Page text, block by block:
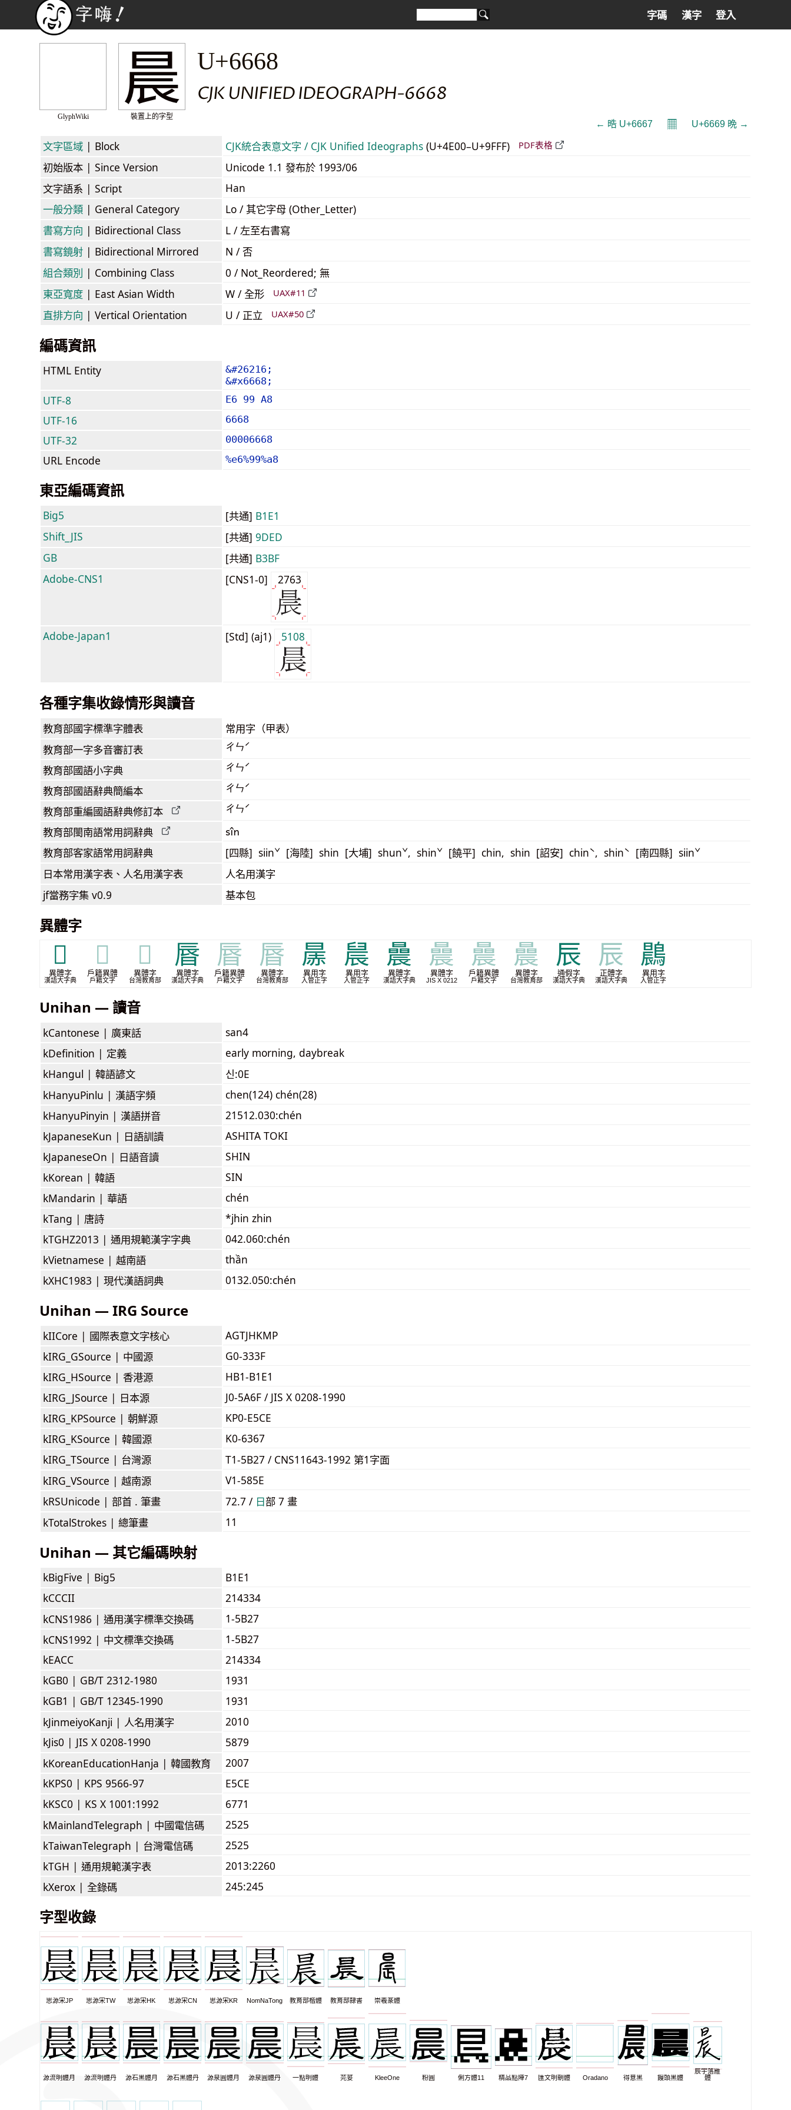
字碼 漢字 登入
GlyphWiki
晨
裝置上的字型
U+6668
CJK UNIFIED IDEOGRAPH-6668
← 晧 U+6667 𝄜 U+6669 晩 →
文字區域 | Block CJK統合表意文字 / CJK Unified Ideographs (U+4E00–U+9FFF) PDF表格
初始版本 | Since Version
Unicode 1.1 發布於 1993/06
文字語系 | Script
Han
一般分類 | General Category
Lo / 其它字母 (Other_Letter)
書寫方向 | Bidirectional Class
L / 左至右書寫
書寫鏡射 | Bidirectional Mirrored
N / 否
組合類別 | Combining Class
0 / Not_Reordered; 無
東亞寬度 | East Asian Width W / 全形 UAX#11
直排方向 | Vertical Orientation U / 正立 UAX#50
編碼資訊
HTML Entity
&#26216;
&#x6668;
UTF-8 E6 99 A8
UTF-16 6668
UTF-32 00006668
URL Encode %e6%99%a8
東亞編碼資訊
Big5 [共通] B1E1
Shift_JIS
[共通] 9DED
GB
[共通] B3BF
Adobe-CNS1
[CNS1-0] 2763
Adobe-Japan1 [Std] (aj1) 5108
各種字集收錄情形與讀音
教育部國字標準字體表 常用字（甲表）
教育部一字多音審訂表 ㄔㄣˊ
教育部國語小字典 ㄔㄣˊ
教育部國語辭典簡編本 ㄔㄣˊ
教育部重編國語辭典修訂本 ㄔㄣˊ
教育部閩南語常用詞辭典 sîn
教育部客家語常用詞辭典 [四縣] siinˇ [海陸] shin [大埔] shunˇ, shinˇ [饒平] chin, shin [詔安] chinˋ, shinˋ [南四縣] siinˇ
日本常用漢字表 、人名用漢字表 人名用漢字
jf當務字集 v0.9 基本包
異體字
𠔹
異體字
漢語大字典
𠔹
戶籍異體
戶籍文字
𠔹
異體字
台灣教育部
㫳
異體字
漢語大字典
㫳
戶籍異體
戶籍文字
㫳
異體字
台灣教育部
㬄
異用字
入管正字
䢅
異用字
入管正字
曟
異體字
漢語大字典
曟
異體字
JIS X 0212
曟
戶籍異體
戶籍文字
曟
異體字
台灣教育部
辰
通假字
漢語大字典
辰
正體字
漢語大字典
鷐
異用字
入管正字
Unihan — 讀音
kCantonese | 廣東話
san4
kDefinition | 定義
early morning, daybreak
kHangul | 韓語諺文
신:0E
kHanyuPinlu | 漢語字頻
chen(124) chén(28)
kHanyuPinyin | 漢語拼音
21512.030:chén
kJapaneseKun | 日語訓讀
ASHITA TOKI
kJapaneseOn | 日語音讀
SHIN
kKorean | 韓語
SIN
kMandarin | 華語
chén
kTang | 唐詩
*jhin zhin
kTGHZ2013 | 通用規範漢字字典
042.060:chén
kVietnamese | 越南語
thần
kXHC1983 | 現代漢語詞典 0132.050:chén
Unihan — IRG Source
kIICore | 國際表意文字核心
AGTJHKMP
kIRG_GSource | 中國源
G0-333F
kIRG_HSource | 香港源
HB1-B1E1
kIRG_JSource | 日本源
J0-5A6F / JIS X 0208-1990
kIRG_KPSource | 朝鮮源
KP0-E5CE
kIRG_KSource | 韓國源
K0-6367
kIRG_TSource | 台灣源
T1-5B27 / CNS11643-1992 第1字面
kIRG_VSource | 越南源
V1-585E
kRSUnicode | 部首 . 筆畫 72.7 / ⽇部 7 畫
kTotalStrokes | 總筆畫 11
Unihan — 其它編碼映射
kBigFive | Big5
B1E1
kCCCII
214334
kCNS1986 | 通用漢字標準交換碼
1-5B27
kCNS1992 | 中文標準交換碼
1-5B27
kEACC
214334
kGB0 | GB/T 2312-1980
1931
kGB1 | GB/T 12345-1990
1931
kJinmeiyoKanji | 人名用漢字
2010
kJis0 | JIS X 0208-1990
5879
kKoreanEducationHanja | 韓國教育
2007
kKPS0 | KPS 9566-97
E5CE
kKSC0 | KS X 1001:1992
6771
kMainlandTelegraph | 中國電信碼
2525
kTaiwanTelegraph | 台灣電信碼
2525
kTGH | 通用規範漢字表
2013:2260
kXerox | 全錄碼 245:245
字型收錄
思源宋JP 思源宋TW 思源宋HK 思源宋CN 思源宋KR NomNaTong 教育部楷體 教育部隸書 崇羲篆體
源流明體月 源流明體丹 源石黑體月 源石黑體丹 源泉圓體月 源泉圓體丹 一點明體 芫荽 KleeOne 粉圓 俐方體11 精品點陣7 匯文明朝體 Oradano 得意黑 饅頭黑體
辰宇落雁
體